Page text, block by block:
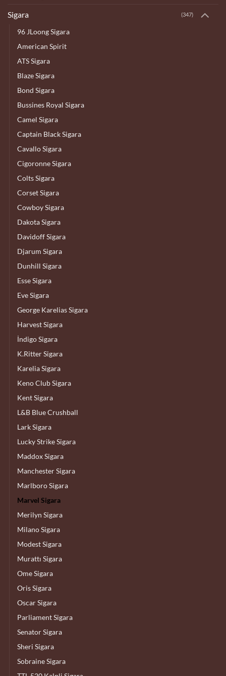
Sigara (347)
96 JLoong Sigara
American Spirit
ATS Sigara
Blaze Sigara
Bond Sigara
Bussines Royal Sigara
Camel Sigara
Captain Black Sigara
Cavallo Sigara
Cigoronne Sigara
Colts Sigara
Corset Sigara
Cowboy Sigara
Dakota Sigara
Davidoff Sigara
Djarum Sigara
Dunhill Sigara
Esse Sigara
Eve Sigara
George Karelias Sigara
Harvest Sigara
İndigo Sigara
K.Ritter Sigara
Karelia Sigara
Keno Club Sigara
Kent Sigara
L&B Blue Crushball
Lark Sigara
Lucky Strike Sigara
Maddox Sigara
Manchester Sigara
Marlboro Sigara
Marvel Sigara
Merilyn Sigara
Milano Sigara
Modest Sigara
Murattı Sigara
Ome Sigara
Oris Sigara
Oscar Sigara
Parliament Sigara
Senator Sigara
Sheri Sigara
Sobraine Sigara